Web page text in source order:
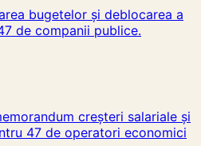
bugetelor și deblocarea a
de companii publice.
creșteri salariale și
47 de operatori economici